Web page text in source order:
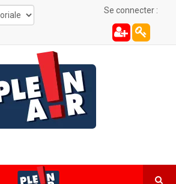
Se connecter :